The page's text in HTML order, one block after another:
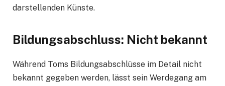
darstellenden Künste.
Bildungsabschluss: Nicht bekannt
Während Toms Bildungsabschlüsse im Detail nicht
bekannt gegeben werden, lässt sein Werdegang am